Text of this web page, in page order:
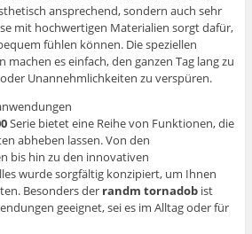
ansprechend, sondern auch sehr
mit hochwertigen Materialien sorgt dafür,
fühlen können. Die speziellen
machen es einfach, den ganzen Tag lang zu
Unannehmlichkeiten zu verspüren.
Serie bietet eine Reihe von Funktionen, die
abheben lassen. Von den
bis hin zu den innovativen
wurde sorgfältig konzipiert, um Ihnen
Besonders der randm tornadobist
geeignet, sei es im Alltag oder für